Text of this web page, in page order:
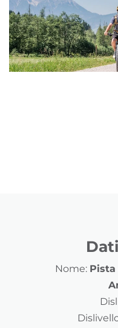
Nome: